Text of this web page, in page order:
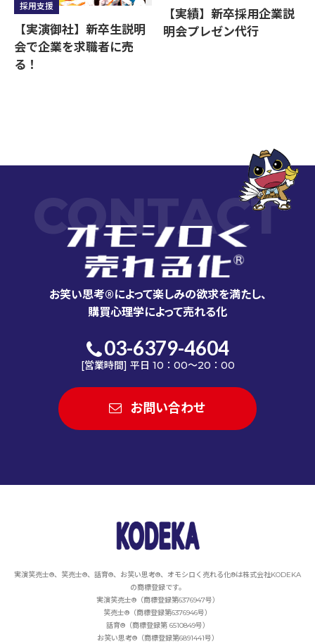
採用支援
【実演御社】新卒生説明
会で企業を求職者に売
る！
【実績】新卒採用企業説
明会プレゼン代行
CONTACT
お笑い思考®によって楽しみの欲求を満たし、
購買心理学によって売れる化
03-6379-4604
[営業時間] 平日 10：00～20：00
お問い合わせ
実演笑売士®、笑売士®、話育®、お笑い思考®、オモシロく売れる化®は株式会社KODEKA
の商標登録です。
実演笑売士®（商標登録第6376947号）
笑売士®（商標登録第6376946号）
話育®（商標登録第 6510849号）
お笑い思考®（商標登録第6891441号）